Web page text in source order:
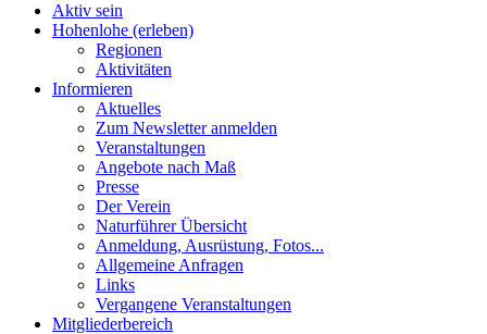
Aktiv sein
Hohenlohe (erleben)
Regionen
Aktivitäten
Informieren
Aktuelles
Zum Newsletter anmelden
Veranstaltungen
Angebote nach Maß
Presse
Der Verein
Naturführer Übersicht
Anmeldung, Ausrüstung, Fotos...
Allgemeine Anfragen
Links
Vergangene Veranstaltungen
Mitgliederbereich